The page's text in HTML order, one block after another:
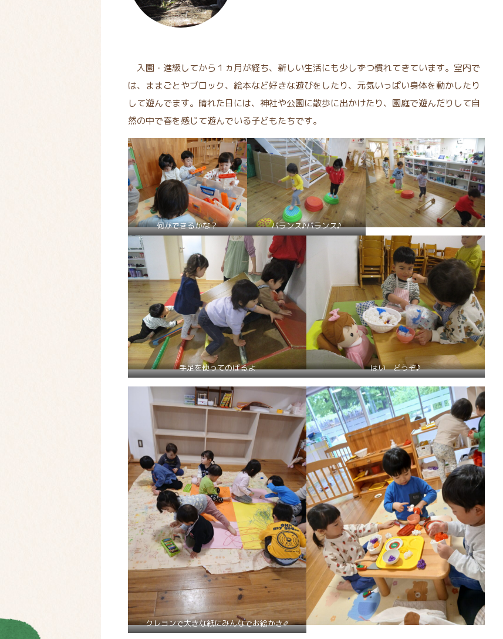
入園・進級してから１ヵ月が経ち、新しい生活にも少しずつ慣れてきています。室内で
は、ままごとやブロック、絵本など好きな遊びをしたり、元気いっぱい身体を動かしたり
して遊んでます。晴れた日には、神社や公園に散歩に出かけたり、園庭で遊んだりして自
然の中で春を感じて遊んでいる子どもたちです。
何ができるかな？ バランス♪バランス♪
手足を使ってのぼるよ はい どうぞ♪
クレヨンで大きな紙にみんなでお絵かき✐